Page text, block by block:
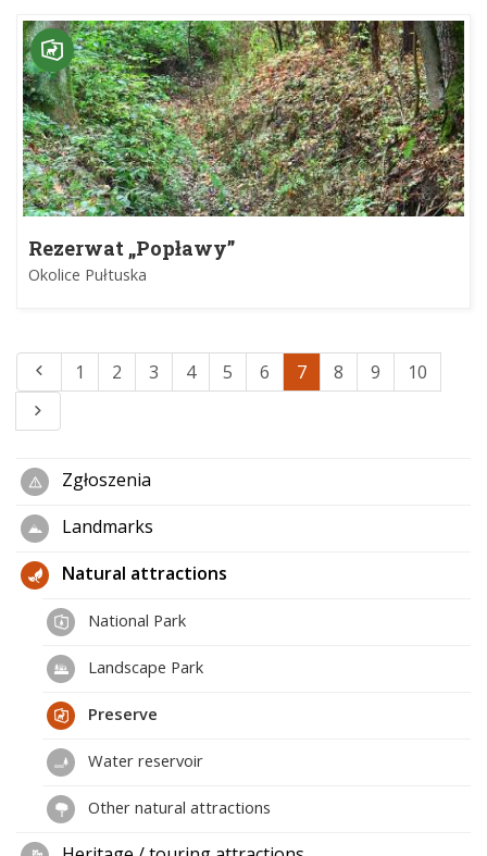
Rezerwat „Popławy”
Okolice Pułtuska
1 2 3 4 5 6 7 8 9 10
Zgłoszenia
Landmarks
Natural attractions
National Park
Landscape Park
Preserve
Water reservoir
Other natural attractions